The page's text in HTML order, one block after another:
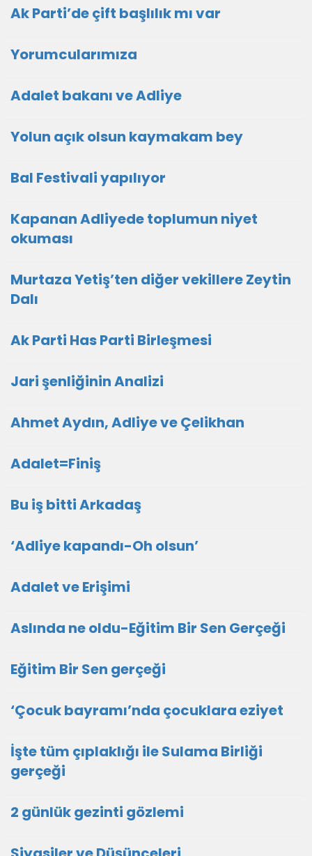
Ak Parti’de çift başlılık mı var
Yorumcularımıza
Adalet bakanı ve Adliye
Yolun açık olsun kaymakam bey
Bal Festivali yapılıyor
Kapanan Adliyede toplumun niyet
okuması
Murtaza Yetiş’ten diğer vekillere Zeytin
Dalı
Ak Parti Has Parti Birleşmesi
Jari şenliğinin Analizi
Ahmet Aydın, Adliye ve Çelikhan
Adalet=Finiş
Bu iş bitti Arkadaş
‘Adliye kapandı-Oh olsun’
Adalet ve Erişimi
Aslında ne oldu-Eğitim Bir Sen Gerçeği
Eğitim Bir Sen gerçeği
‘Çocuk bayramı’nda çocuklara eziyet
İşte tüm çıplaklığı ile Sulama Birliği
gerçeği
2 günlük gezinti gözlemi